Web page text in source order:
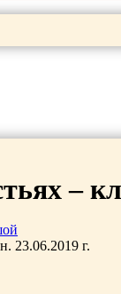
–
23.06.2019 г.